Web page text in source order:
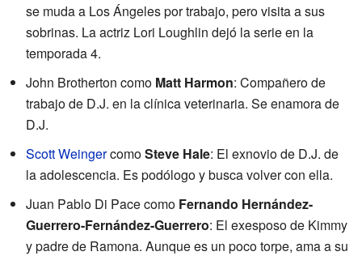
se muda a Los Ángeles por trabajo, pero visita a sus
sobrinas. La actriz Lori Loughlin dejó la serie en la
temporada 4.
John Brotherton como Matt Harmon: Compañero de
trabajo de D.J. en la clínica veterinaria. Se enamora de
D.J.
Scott WeingercomoSteve Hale: El exnovio de D.J. de
la adolescencia. Es podólogo y busca volver con ella.
Juan Pablo Di Pace como Fernando Hernández-
Guerrero-Fernández-Guerrero: El exesposo de Kimmy
y padre de Ramona. Aunque es un poco torpe, ama a su